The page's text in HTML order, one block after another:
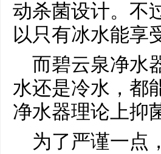
动杀菌设计。不
以只有冰水能享
而碧云泉净水
水还是冷水，都
净水器理论上抑
为了严谨一点